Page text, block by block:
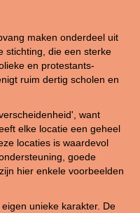
maken onderdeel uit
stichting, die een sterke
en protestants-
ruim dertig scholen en
want
elke locatie een geheel
locaties is waardevol
goede
hier enkele voorbeelden
unieke karakter. De